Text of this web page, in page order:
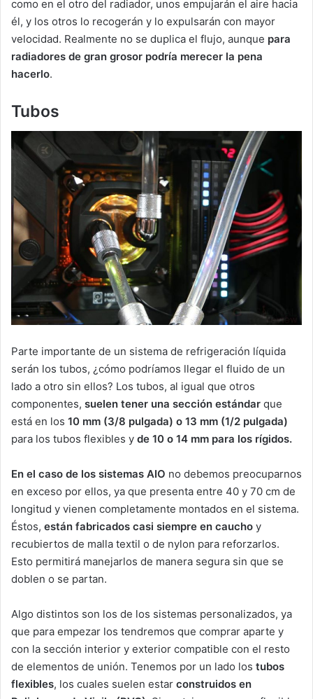
como en el otro del radiador, unos empujarán el aire hacia
él, y los otros lo recogerán y lo expulsarán con mayor
velocidad. Realmente no se duplica el flujo, aunque para
radiadores de gran grosor podría merecer la pena
hacerlo.
Tubos
Parte importante de un sistema de refrigeración líquida
serán los tubos, ¿cómo podríamos llegar el fluido de un
lado a otro sin ellos? Los tubos, al igual que otros
componentes, suelen tener una sección estándar que
está en los 10 mm (3/8 pulgada) o 13 mm (1/2 pulgada)
para los tubos flexibles y de 10 o 14 mm para los rígidos.
En el caso de los sistemas AIO no debemos preocuparnos
en exceso por ellos, ya que presenta entre 40 y 70 cm de
longitud y vienen completamente montados en el sistema.
Éstos, están fabricados casi siempre en caucho y
recubiertos de malla textil o de nylon para reforzarlos.
Esto permitirá manejarlos de manera segura sin que se
doblen o se partan.
Algo distintos son los de los sistemas personalizados, ya
que para empezar los tendremos que comprar aparte y
con la sección interior y exterior compatible con el resto
de elementos de unión. Tenemos por un lado los tubos
flexibles, los cuales suelen estar construidos en